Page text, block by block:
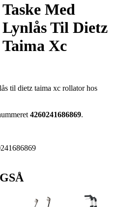
Taske Med
Lynlås Til Dietz
Taima Xc
til dietz taima xc rollator hos
4260241686869.